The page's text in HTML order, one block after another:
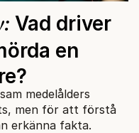
Vad driver
en
medelålders
men för att förstå
erkänna fakta.